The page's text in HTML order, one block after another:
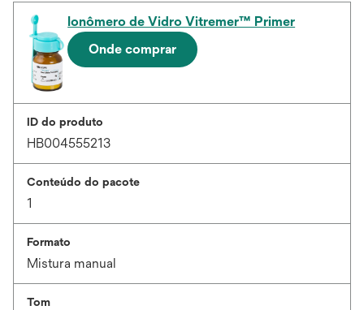
Ionômero de Vidro Vitremer™ Primer
Onde comprar
ID do produto
HB004555213
Conteúdo do pacote
1
Formato
Mistura manual
Tom